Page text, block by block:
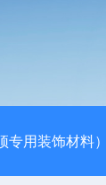
专用装饰材料）